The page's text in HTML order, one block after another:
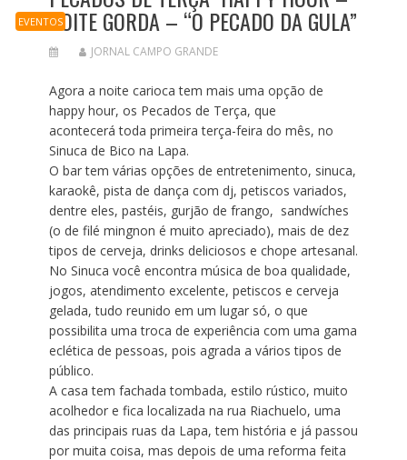
EVENTOSNOITE GORDA – “O PECADO DA GULA”
JORNAL CAMPO GRANDE
Agora a noite carioca tem mais uma opção de
happy hour, os Pecados de Terça, que
acontecerá toda primeira terça-feira do mês, no
Sinuca de Bico na Lapa.
O bar tem várias opções de entretenimento, sinuca,
karaokê, pista de dança com dj, petiscos variados,
dentre eles, pastéis, gurjão de frango, sandwíches
(o de filé mingnon é muito apreciado), mais de dez
tipos de cerveja, drinks deliciosos e chope artesanal.
No Sinuca você encontra música de boa qualidade,
jogos, atendimento excelente, petiscos e cerveja
gelada, tudo reunido em um lugar só, o que
possibilita uma troca de experiência com uma gama
eclética de pessoas, pois agrada a vários tipos de
público.
A casa tem fachada tombada, estilo rústico, muito
acolhedor e fica localizada na rua Riachuelo, uma
das principais ruas da Lapa, tem história e já passou
por muita coisa, mas depois de uma reforma feita